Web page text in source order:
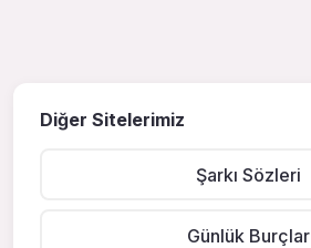
Diğer Sitelerimiz
Şarkı Sözleri
Günlük Burçlar